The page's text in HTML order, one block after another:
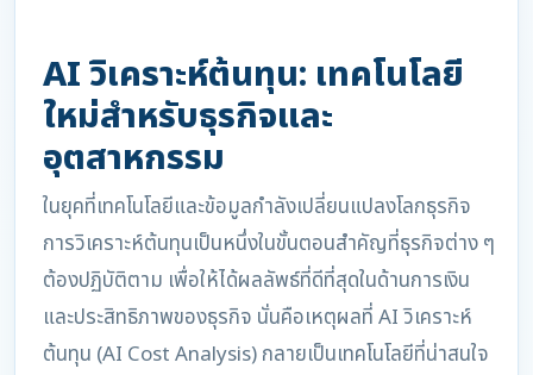
AI วิเคราะห์ต้นทุน: เทคโนโลยี
ใหม่สำหรับธุรกิจและ
อุตสาหกรรม
ในยุคที่เทคโนโลยีและข้อมูลกำลังเปลี่ยนแปลงโลกธุรกิจ
การวิเคราะห์ต้นทุนเป็นหนึ่งในขั้นตอนสำคัญที่ธุรกิจต่าง ๆ
ต้องปฏิบัติตาม เพื่อให้ได้ผลลัพธ์ที่ดีที่สุดในด้านการเงิน
และประสิทธิภาพของธุรกิจ นั่นคือเหตุผลที่ AI วิเคราะห์
ต้นทุน (AI Cost Analysis) กลายเป็นเทคโนโลยีที่น่าสนใจ